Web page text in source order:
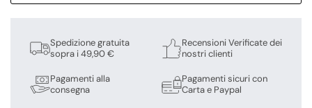
Spedizione gratuita
sopra i 49,90 €
Pagamenti alla
consegna
Recensioni Verificate dei
nostri clienti
Pagamenti sicuri con
Carta e Paypal